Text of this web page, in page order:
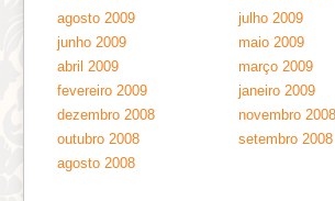
agosto 2009
julho 2009
junho 2009
maio 2009
abril 2009
março 2009
fevereiro 2009
janeiro 2009
dezembro 2008
novembro 2008
outubro 2008
setembro 2008
agosto 2008